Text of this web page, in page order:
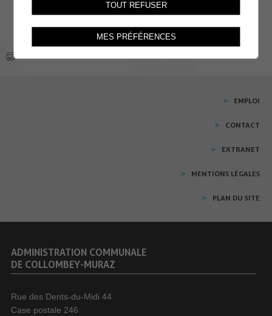
EMPLOI
CONTACT
EXTRANET
MENTIONS LÉGALES
PLAN DU SITE
ADMINISTRATION COMMUNALE
DE COLLOMBEY-MURAZ
Rue des Dents-du-Midi 44
Case postale 246
TOUT REFUSER
MES PRÉFÉRENCES